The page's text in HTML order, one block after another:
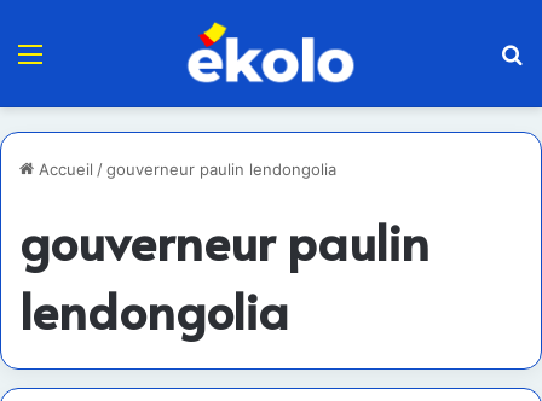
Menu
Accueil /gouverneur paulin lendongolia
gouverneur paulin
lendongolia